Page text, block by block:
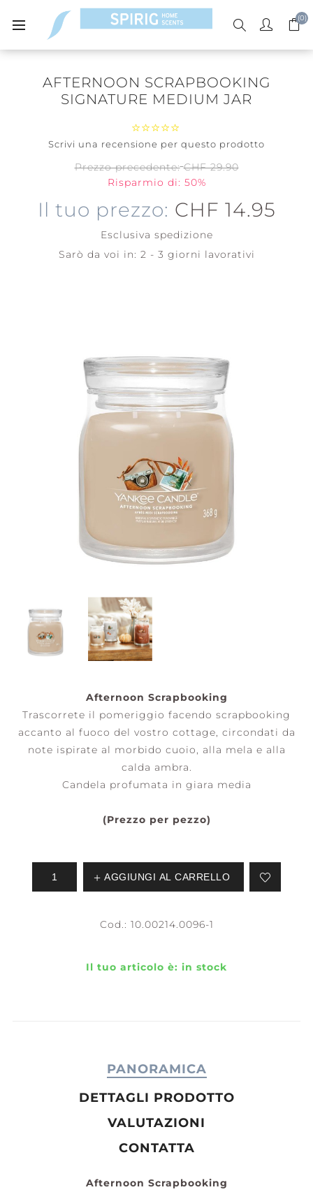
(0)
AFTERNOON SCRAPBOOKING
SIGNATURE MEDIUM JAR
Scrivi una recensione per questo prodotto
Prezzo precedente: CHF 29.90
Risparmio di: 50%
Il tuo prezzo: CHF 14.95
Esclusiva spedizione
Sarò da voi in: 2 - 3 giorni lavorativi
Afternoon Scrapbooking
Trascorrete il pomeriggio facendo scrapbooking
accanto al fuoco del vostro cottage, circondati da
note ispirate al morbido cuoio, alla mela e alla
calda ambra.
Candela profumata in giara media
(Prezzo per pezzo)
AGGIUNGI AL CARRELLO
Cod.: 10.00214.0096-1
Il tuo articolo è: in stock
PANORAMICA
DETTAGLI PRODOTTO
VALUTAZIONI
CONTATTA
Afternoon Scrapbooking